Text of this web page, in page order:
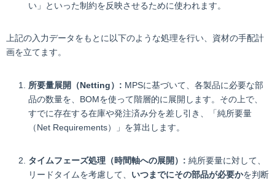
い」といった制約を反映させるために使われます。
上記の入力データをもとに以下のような処理を行い、資材の手配計
画を立てます。
所要量展開（Netting）: MPSに基づいて、各製品に必要な部
品の数量を、BOMを使って階層的に展開します。その上で、
すでに存在する在庫や発注済み分を差し引き、「純所要量
（Net Requirements）」を算出します。
タイムフェーズ処理（時間軸への展開）: 純所要量に対して、
リードタイムを考慮して、 いつまでにその部品が必要かを判断